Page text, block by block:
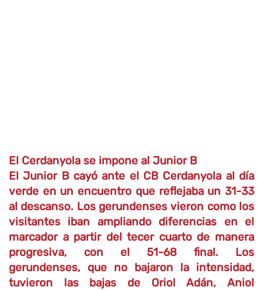
El Cerdanyola se impone al Junior B
El Junior B cayó ante el CB Cerdanyola al día
verde en un encuentro que reflejaba un 31-33
al descanso. Los gerundenses vieron como los
visitantes iban ampliando diferencias en el
marcador a partir del tecer cuarto de manera
progresiva, con el 51-68 final. Los
gerundenses, que no bajaron la intensidad,
tuvieron las bajas de Oriol Adán, Aniol